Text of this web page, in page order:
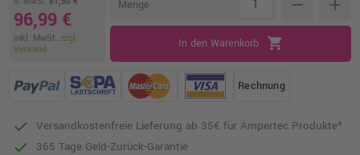
96,99 €
inkl. MwSt. zzgl.
Versand
Menge remove add
In den Warenkorb shopping_cart
Rechnung
Versandkostenfreie Lieferung ab 35€ für Ampertec Produkte*
365 Tage Geld-Zurück-Garantie